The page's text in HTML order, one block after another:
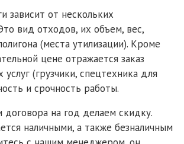
зависит от нескольких
вид отходов, их объем, вес,
(места утилизации). Кроме
цене отражается заказ
(грузчики, спецтехника для
и срочность работы.
на год делаем скидку.
наличными, а также безналичным